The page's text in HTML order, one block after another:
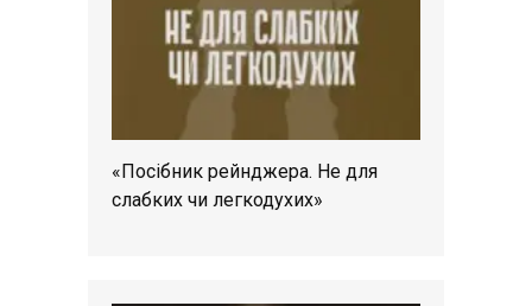
«Посібник рейнджера. Не для
слабких чи легкодухих»